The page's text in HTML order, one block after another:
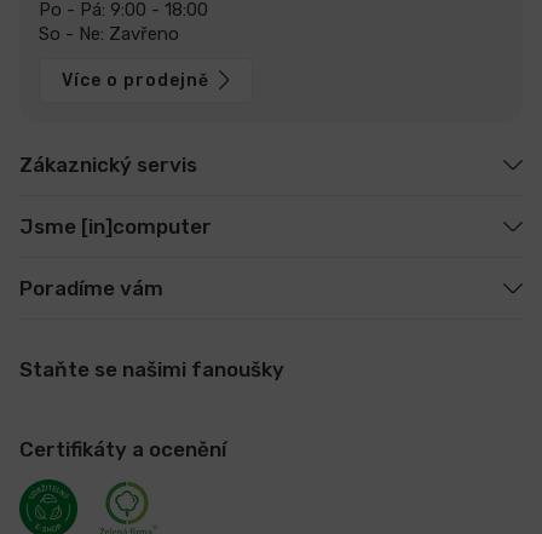
Po - Pá: 9:00 - 18:00
So - Ne: Zavřeno
Více o prodejně
Zákaznický servis
Jsme [in]computer
Poradíme vám
Staňte se našimi fanoušky
Certifikáty a ocenění